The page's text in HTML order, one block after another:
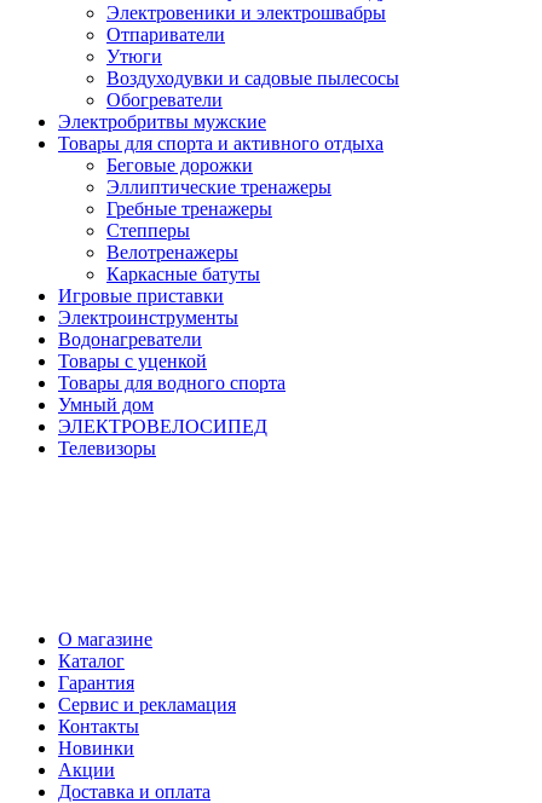
Электровеники и электрошвабры
Отпариватели
Утюги
Воздуходувки и садовые пылесосы
Обогреватели
Электробритвы мужские
Товары для спорта и активного отдыха
Беговые дорожки
Эллиптические тренажеры
Гребные тренажеры
Степперы
Велотренажеры
Каркасные батуты
Игровые приставки
Электроинструменты
Водонагреватели
Товары с уценкой
Товары для водного спорта
Умный дом
ЭЛЕКТРОВЕЛОСИПЕД
Телевизоры
О магазине
Каталог
Гарантия
Сервис и рекламация
Контакты
Новинки
Акции
Доставка и оплата